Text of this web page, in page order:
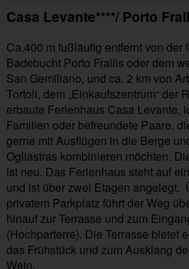
Casa Levante****/ Porto
Ca.400 m fußläufig entfernt von der
Badebucht Porto Frailis oder dem
San Gemiliano, und ca. 2 km von
Tortoli, dem „Einkaufszentrum“ der
erbaute Ferienhaus Casa Levante,
Familien oder befreundete Paare,
gerne mit Ausflügen in die Berge
Ogliastras kombinieren möchten.
ist neu. Das Ferienhaus steht auf
und ist über zwei Etagen angelegt.
privatem Parkplatz führt der Weg
hinauf zur Terrasse und zum
(Hochparterre). Die Terrasse bietet
das Frühstück und zum Ausklang
Wein.